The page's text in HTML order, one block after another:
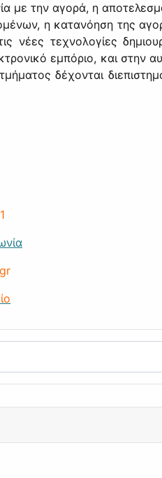
με την αγορά, η
η κατανόηση της
νέες τεχνολογίες
εμπόριο, και
δέχονται